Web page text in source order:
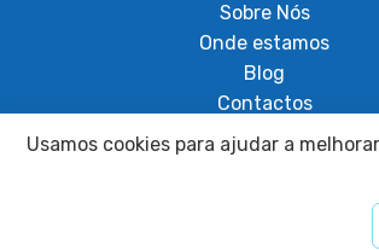
Sobre Nós
Onde estamos
Blog
Contactos
Usamos cookies para ajudar a